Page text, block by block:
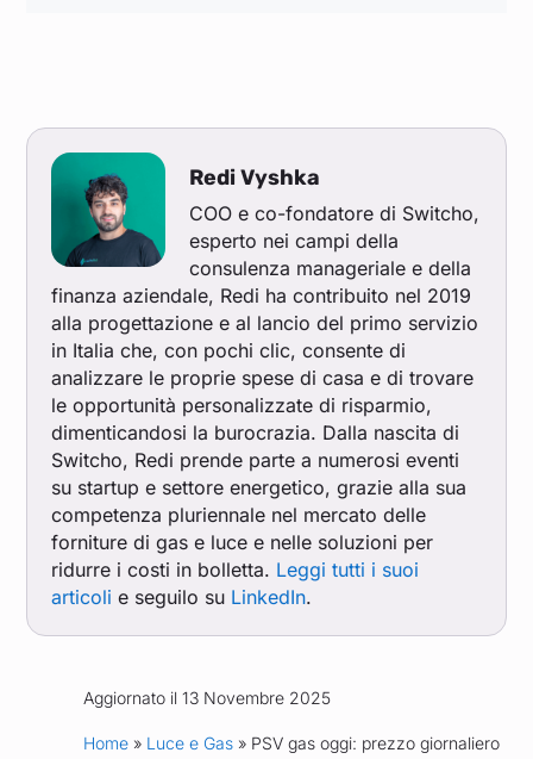
Redi Vyshka
COO e co-fondatore di Switcho,
esperto nei campi della
consulenza manageriale e della
finanza aziendale, Redi ha contribuito nel 2019
alla progettazione e al lancio del primo servizio
in Italia che, con pochi clic, consente di
analizzare le proprie spese di casa e di trovare
le opportunità personalizzate di risparmio,
dimenticandosi la burocrazia. Dalla nascita di
Switcho, Redi prende parte a numerosi eventi
su startup e settore energetico, grazie alla sua
competenza pluriennale nel mercato delle
forniture di gas e luce e nelle soluzioni per
ridurre i costi in bolletta. Leggi tutti i suoi
articoli e seguilo su LinkedIn.
Aggiornato il 13 Novembre 2025
Home» Luce e Gas» PSV gas oggi: prezzo giornaliero